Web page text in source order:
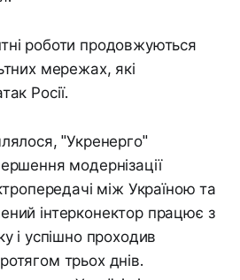
роботи продовжуються
мережах, які
Росії.
"Укренерго"
модернізації
між Україною та
інтерконектор працює з
і успішно проходив
трьох днів.